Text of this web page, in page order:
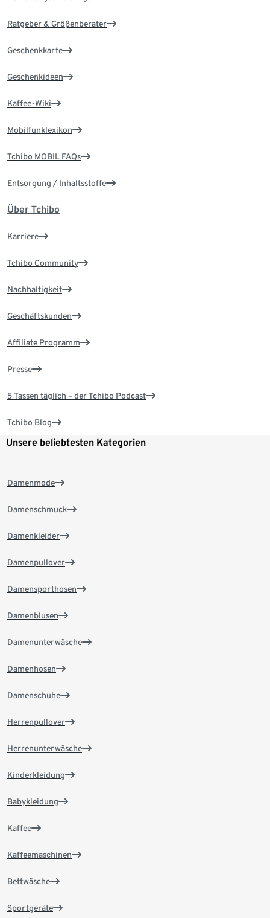
Ratgeber & Größenberater
Geschenkkarte
Geschenkideen
Kaffee-Wiki
Mobilfunklexikon
Tchibo MOBIL FAQs
Entsorgung / Inhaltsstoffe
Über Tchibo
Karriere
Tchibo Community
Nachhaltigkeit
Geschäftskunden
Affiliate Programm
Presse
5 Tassen täglich – der Tchibo Podcast
Tchibo Blog
Unsere beliebtesten Kategorien
Damenmode
Damenschmuck
Damenkleider
Damenpullover
Damensporthosen
Damenblusen
Damenunterwäsche
Damenhosen
Damenschuhe
Herrenpullover
Herrenunterwäsche
Kinderkleidung
Babykleidung
Kaffee
Kaffeemaschinen
Bettwäsche
Sportgeräte